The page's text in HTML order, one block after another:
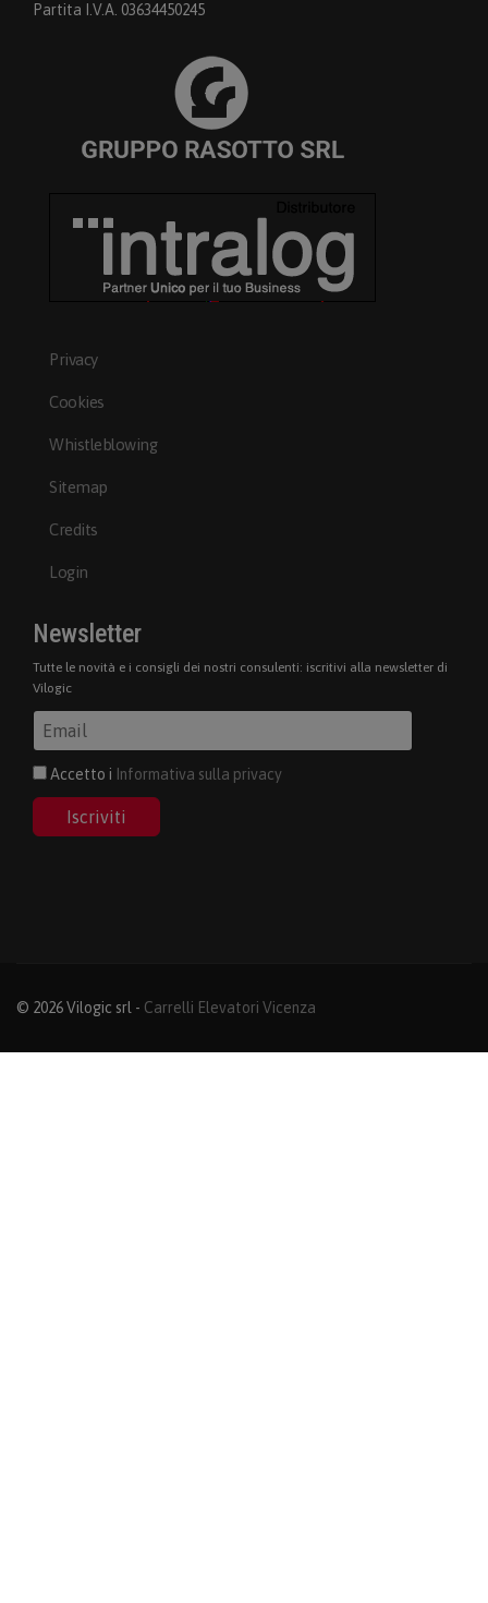
Partita I.V.A. 03634450245
Privacy
Cookies
Whistleblowing
Sitemap
Credits
Login
Newsletter
Tutte le novità e i consigli dei nostri consulenti: iscritivi alla newsletter di
Vilogic
Accetto i Informativa sulla privacy
Iscriviti
© 2026 Vilogic srl - Carrelli Elevatori Vicenza